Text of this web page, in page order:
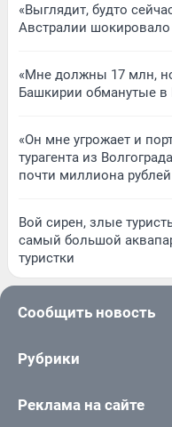
«Выглядит, будто
Австралии
«Мне должны 17 млн,
Башкирии обманутые
«Он мне угрожает и
турагента из
почти миллиона рублей
Вой сирен, злые
самый большой
туристки
Сообщить новость
Рубрики
Реклама на сайте